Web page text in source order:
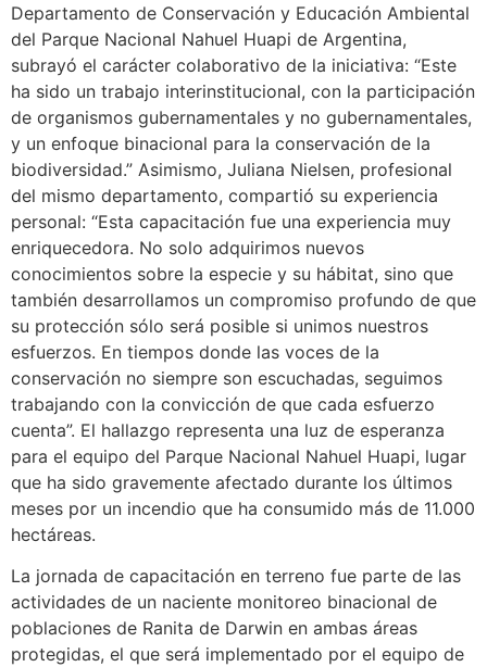
Departamento de Conservación y Educación Ambiental
del Parque Nacional Nahuel Huapi de Argentina,
subrayó el carácter colaborativo de la iniciativa: “Este
ha sido un trabajo interinstitucional, con la participación
de organismos gubernamentales y no gubernamentales,
y un enfoque binacional para la conservación de la
biodiversidad.” Asimismo, Juliana Nielsen, profesional
del mismo departamento, compartió su experiencia
personal: “Esta capacitación fue una experiencia muy
enriquecedora. No solo adquirimos nuevos
conocimientos sobre la especie y su hábitat, sino que
también desarrollamos un compromiso profundo de que
su protección sólo será posible si unimos nuestros
esfuerzos. En tiempos donde las voces de la
conservación no siempre son escuchadas, seguimos
trabajando con la convicción de que cada esfuerzo
cuenta”. El hallazgo representa una luz de esperanza
para el equipo del Parque Nacional Nahuel Huapi, lugar
que ha sido gravemente afectado durante los últimos
meses por un incendio que ha consumido más de 11.000
hectáreas.
La jornada de capacitación en terreno fue parte de las
actividades de un naciente monitoreo binacional de
poblaciones de Ranita de Darwin en ambas áreas
protegidas, el que será implementado por el equipo de